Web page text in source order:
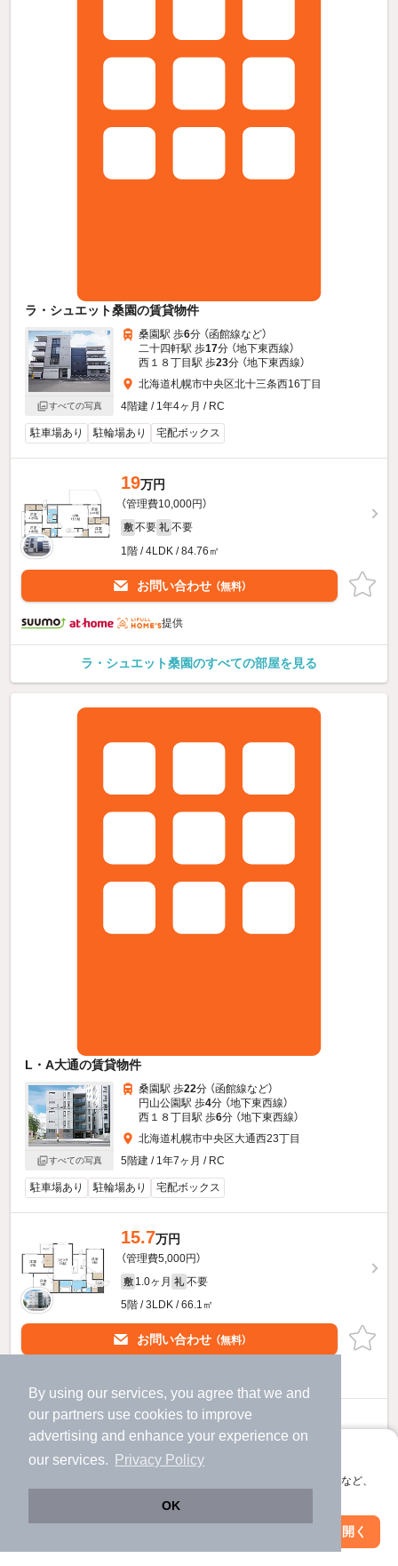
By using our services, you agree that we and
our partners use cookies to improve
advertising and enhance your experience on
our services.
Privacy Policy
OK
アプリに切り替えて、サクサクお部屋探し
会員登録なしですぐ使える。マップ検索やお気に入り保存など、
アプリを開く
ラ・シュエット桑園の賃貸物件
すべての写真
桑園駅 歩6分 （函館線など）
二十四軒駅 歩17分 （地下東西線）
西１８丁目駅 歩23分 （地下東西線）
北海道札幌市中央区北十三条西16丁目
4階建 / 1年4ヶ月 / RC
駐車場あり 駐輪場あり 宅配ボックス
19万円
（管理費10,000円）
敷 不要 礼 不要
1階 / 4LDK / 84.76㎡
お問い合わせ （無料）
提供
ラ・シュエット桑園のすべての部屋を見る
L・A大通の賃貸物件
すべての写真
桑園駅 歩22分 （函館線など）
円山公園駅 歩4分 （地下東西線）
西１８丁目駅 歩6分 （地下東西線）
北海道札幌市中央区大通西23丁目
5階建 / 1年7ヶ月 / RC
駐車場あり 駐輪場あり 宅配ボックス
15.7万円
（管理費5,000円）
敷 1.0ヶ月 礼 不要
5階 / 3LDK / 66.1㎡
お問い合わせ （無料）
L・A大通のすべての部屋を見る
絞り込み条件を変更